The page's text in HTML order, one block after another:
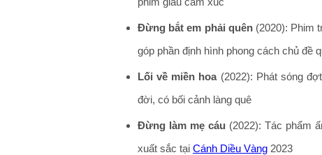
Đừng bắt em phải quên(2020): Phim
góp phần định hình phong cách chủ đề
Lối về miền hoa(2022): Phát sóng
đời, có bối cảnh làng quê
Đừng làm mẹ cáu (2022): Tác phẩm
xuất sắc tại Cánh Diều Vàng 2023